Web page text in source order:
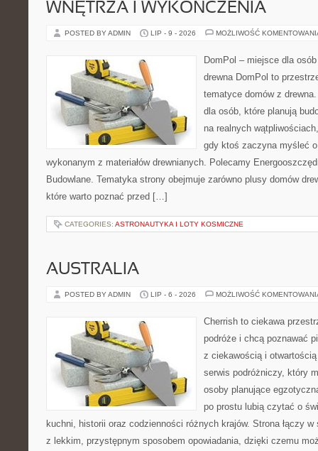
WNĘTRZA I WYKOŃCZENIA
POSTED BY ADMIN LIP - 9 - 2026 MOŻLIWOŚĆ
DomPol – miejsce dla
drewna DomPol to
tematyce domów z
dla osób, które planują
na realnych
gdy ktoś zaczyna myśleć o
wykonanym z materiałów drewnianych. Polecamy
Budowlane. Tematyka strony obejmuje zarówno plusy domów
które warto poznać przed […]
CATEGORIES: ASTRONAUTYKA I LOTY KOSMICZNE
AUSTRALIA
POSTED BY ADMIN LIP - 6 - 2026 MOŻLIWOŚĆ
Cherrish to ciekawa
podróże i chcą poznawać
z ciekawością i
serwis podróżniczy, który
osoby planujące
po prostu lubią czytać o
kuchni, historii oraz codzienności różnych krajów. Strona łączy
z lekkim, przystępnym sposobem opowiadania, dzięki czemu